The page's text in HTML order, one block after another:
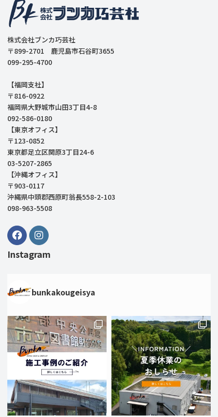
株式会社ブンカ巧芸社
〒899-2701 鹿児島市石谷町3655
099-295-4700
【福岡支社】
〒816-0922
福岡県大野城市山田3丁目4-8
092-586-0180
【東京オフィス】
〒123-0852
東京都足立区関原3丁目24-6
03-5207-2865
【沖縄オフィス】
〒903-0117
沖縄県中頭郡西原町翁長558-2-103
098-963-5508
Instagram
bunkakougeisya